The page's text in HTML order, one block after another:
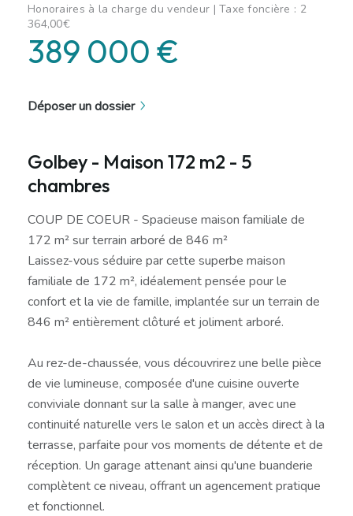
Honoraires à la charge du vendeur | Taxe foncière : 2
364,00€
389 000 €
Déposer un dossier
Golbey - Maison 172 m2 - 5
chambres
COUP DE COEUR - Spacieuse maison familiale de
172 m² sur terrain arboré de 846 m²
Laissez-vous séduire par cette superbe maison
familiale de 172 m², idéalement pensée pour le
confort et la vie de famille, implantée sur un terrain de
846 m² entièrement clôturé et joliment arboré.
Au rez-de-chaussée, vous découvrirez une belle pièce
de vie lumineuse, composée d'une cuisine ouverte
conviviale donnant sur la salle à manger, avec une
continuité naturelle vers le salon et un accès direct à la
terrasse, parfaite pour vos moments de détente et de
réception. Un garage attenant ainsi qu'une buanderie
complètent ce niveau, offrant un agencement pratique
et fonctionnel.